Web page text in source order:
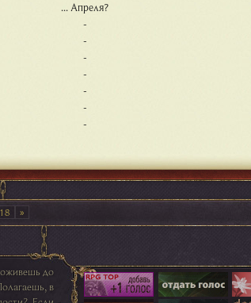
... Апреля?
-
-
-
-
-
-
-
18
до
в